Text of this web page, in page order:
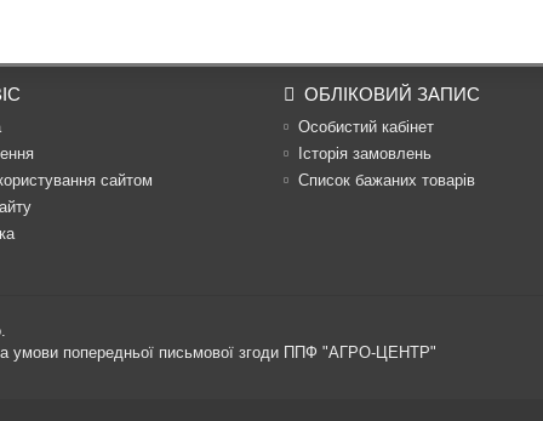
сайтом
ОБЛІКОВИЙ ЗАПИС
Особистий кабінет
Історія замовлень
Список бажаних товарів
умови попередньої письмової згоди ППФ "АГРО-ЦЕНТР"